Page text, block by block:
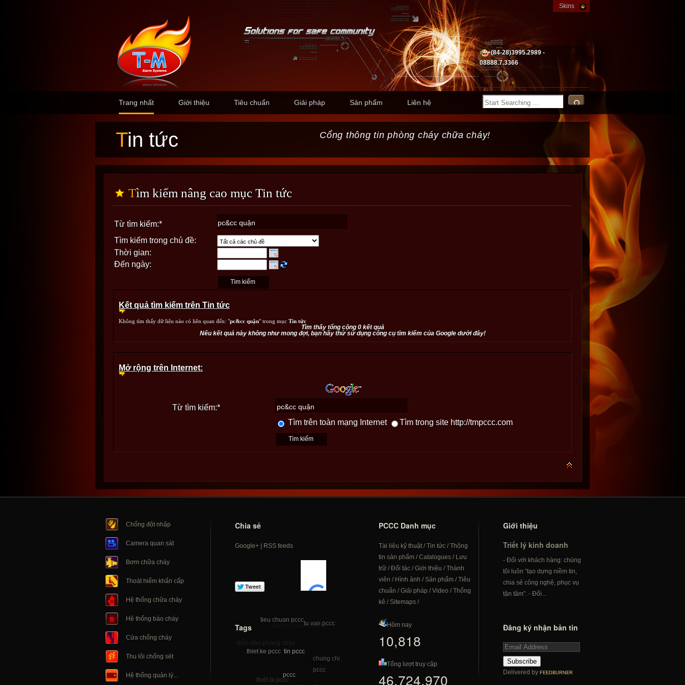
Skins
+(84-28)3995.2989 -
08888.7.3366
Trang nhất Giới thiệu Tiêu chuẩn Giải pháp Sản phẩm Liên hệ
Tin tức Cổng thông tin phòng cháy chữa cháy!
Tìm kiếm nâng cao mục Tin tức
Từ tìm kiếm:*
Tìm kiếm trong chủ đề:
Thời gian:
Đến ngày:
Kết quả tìm kiếm trên Tin tức
Không tìm thấy dữ liệu nào có liên quan đến: "pc&cc quận" trong mục Tin tức
Tìm thấy tổng cộng 0 kết quả
Nếu kết quả này không như mong đợi, bạn hãy thử sử dụng công cụ tìm kiếm của Google dưới đây!
Mở rộng trên Internet:
Từ tìm kiếm:*
Tìm trên toàn mạng Internet
Tìm trong site http://tmpccc.com
Chống đột nhập
Camera quan sát
Bơm chữa cháy
Thoát hiểm khẩn cấp
Hệ thống chữa cháy
Hệ thống báo cháy
Cửa chống cháy
Thu lôi chống sét
Hệ thống quản lý...
Chia sẻ
Google+| RSS feeds
Tags
tin pccc
pccc
thiet ke pccc
tieu chuan pccc
tu van pccc
chung chi
pccc
thiết bị pccc
diễn đàn phòng cháy
thiet ke phong chay
diễn đàn pc
pccc chong chay
PCCC Danh mục
Tài liệu kỹ thuật/Tin tức/Thông
tin sản phẩm/Catalogues/ Lưu
trữ/Đối tác/Giới thiệu /Thành
viên / Hình ảnh /Sản phẩm/Tiêu
chuẩn /Giải pháp /Video /Thống
kê /Sitemaps/
Hôm nay
10,818
Tổng lượt truy cập
46,724,970
Giới thiệu
Triết lý kinh doanh
- Đối với khách hàng: chúng
tôi luôn “tạo dựng niềm tin,
chia sẻ công nghệ, phục vụ
tận tâm”. - Đối...
Đăng ký nhận bản tin
Subscribe
Delivered by FEEDBURNER